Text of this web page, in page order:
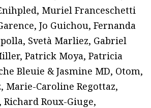
Muriel Franceschetti
Jo Guichou, Fernanda
Svetà Marliez, Gabriel
Patrick Moya, Patricia
Bleuie & Jasmine MD, Otom,
Marie-Caroline Regottaz,
Richard Roux-Giuge,